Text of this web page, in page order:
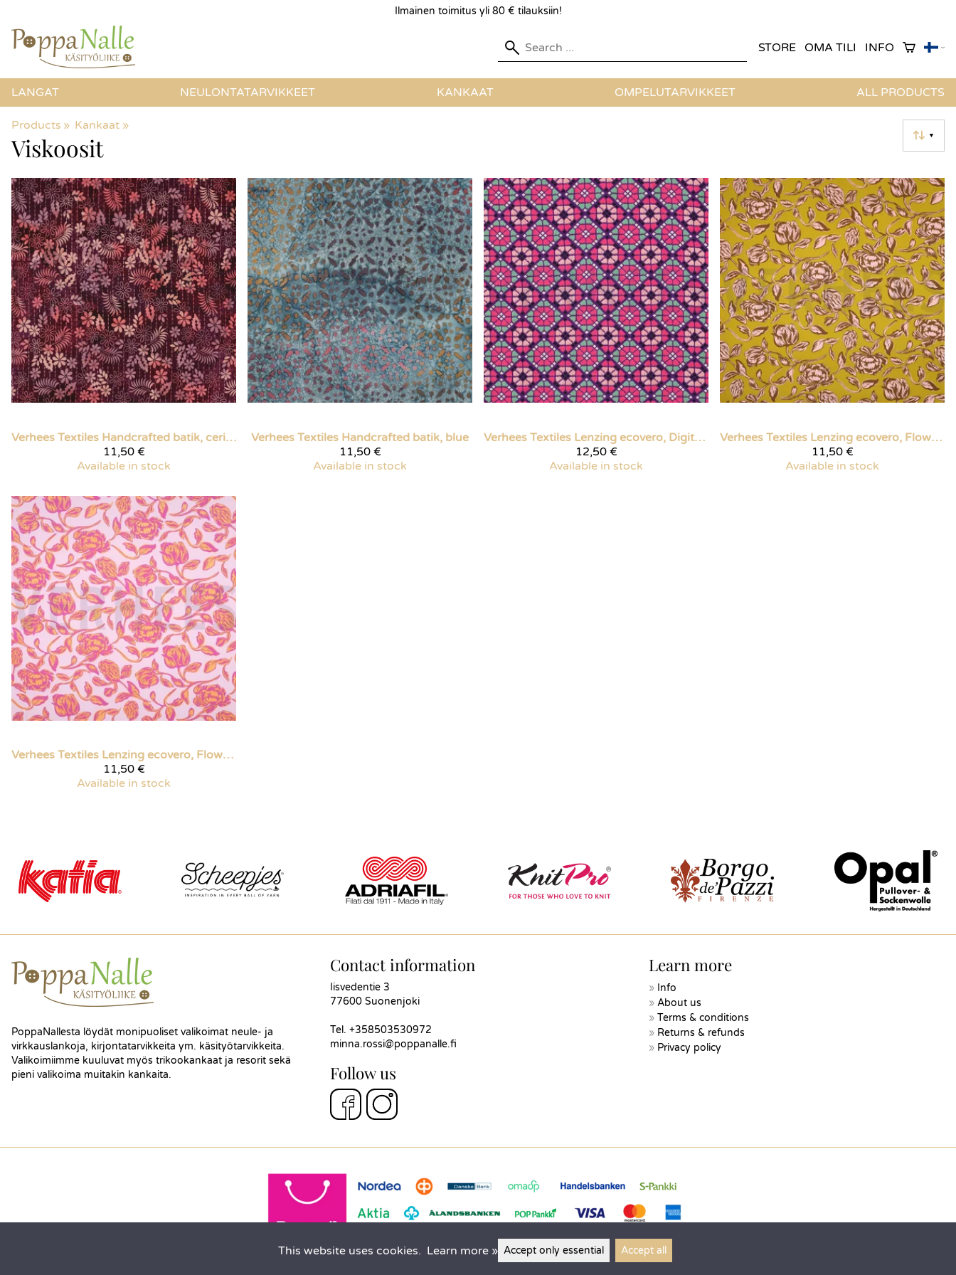
Ilmainen toimitus yli 80 € tilauksiin!
STORE OMA TILI INFO
LANGAT NEULONTATARVIKKEET KANKAAT OMPELUTARVIKKEET ALL PRODUCTS
Products ‪» Kankaat ‪»
▼
Viskoosit
Verhees Textiles
Handcrafted batik, cerise
11,50 €
Available in stock
Verhees Textiles Handcrafted batik, blue
11,50 €
Available in stock
Verhees Textiles
Lenzing ecovero, Digital geometric, fuksia
12,50 €
Available in stock
Verhees Textiles
Lenzing ecovero, Flowers okra
11,50 €
Available in stock
Verhees Textiles
Lenzing ecovero, Flowers pinkki
11,50 €
Available in stock
PoppaNallesta löydät monipuoliset valikoimat neule- ja
virkkauslankoja, kirjontatarvikkeita ym. käsityötarvikkeita.
Valikoimiimme kuuluvat myös trikookankaat ja resorit sekä
pieni valikoima muitakin kankaita.
Contact information
Iisvedentie 3
77600 Suonenjoki
Tel. +358503530972
minna.rossi@poppanalle.fi
Follow us
Learn more
Info
About us
Terms & conditions
Returns & refunds
Privacy policy
This website uses cookies. Learn more » Accept only essential Accept all